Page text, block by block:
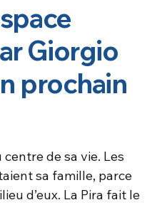
Giorgio
prochain
de sa vie. Les
sa famille, parce
d’eux. La Pira fait le